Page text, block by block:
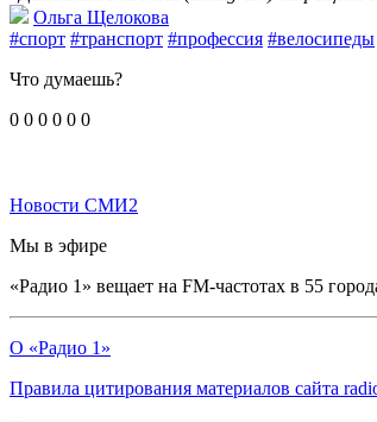
Ольга Щелокова
#спорт #транспорт #профессия #велосипеды
Что думаешь?
0 0 0 0 0 0
Новости СМИ2
Мы в эфире
«Радио 1» вещает на FM-частотах в 55
О «Радио 1»
Правила цитирования материалов сайта